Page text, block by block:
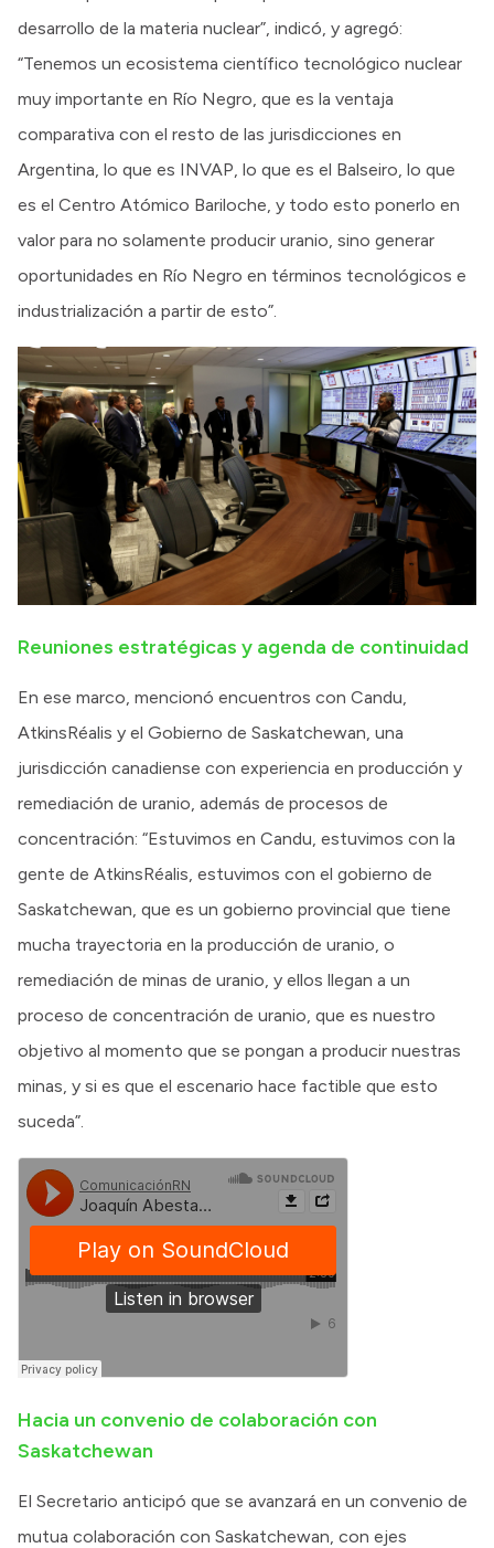
desarrollo de la materia nuclear”, indicó, y agregó:
“Tenemos un ecosistema científico tecnológico nuclear
muy importante en Río Negro, que es la ventaja
comparativa con el resto de las jurisdicciones en
Argentina, lo que es INVAP, lo que es el Balseiro, lo que
es el Centro Atómico Bariloche, y todo esto ponerlo en
valor para no solamente producir uranio, sino generar
oportunidades en Río Negro en términos tecnológicos e
industrialización a partir de esto”.
Reuniones estratégicas y agenda de continuidad
En ese marco, mencionó encuentros con Candu,
AtkinsRéalis y el Gobierno de Saskatchewan, una
jurisdicción canadiense con experiencia en producción y
remediación de uranio, además de procesos de
concentración: “Estuvimos en Candu, estuvimos con la
gente de AtkinsRéalis, estuvimos con el gobierno de
Saskatchewan, que es un gobierno provincial que tiene
mucha trayectoria en la producción de uranio, o
remediación de minas de uranio, y ellos llegan a un
proceso de concentración de uranio, que es nuestro
objetivo al momento que se pongan a producir nuestras
minas, y si es que el escenario hace factible que esto
suceda”.
Hacia un convenio de colaboración con
Saskatchewan
El Secretario anticipó que se avanzará en un convenio de
mutua colaboración con Saskatchewan, con ejes